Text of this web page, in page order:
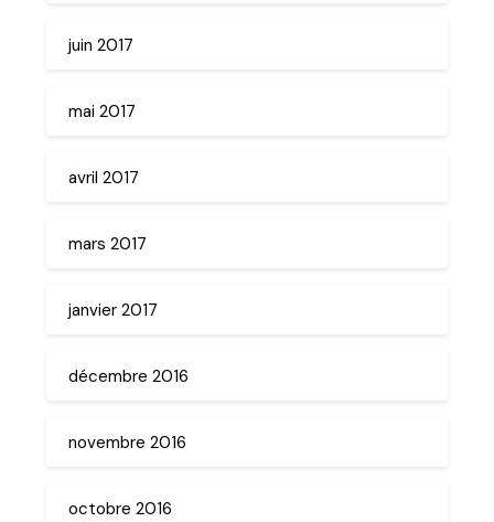
juin 2017
mai 2017
avril 2017
mars 2017
janvier 2017
décembre 2016
novembre 2016
octobre 2016